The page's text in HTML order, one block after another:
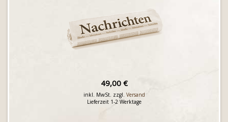
49,00 €
inkl. MwSt. zzgl. Versand
Lieferzeit 1-2 Werktage